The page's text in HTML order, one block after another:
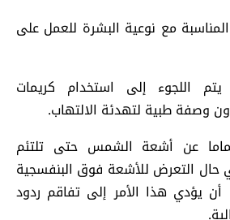
مع نوعية البشرة للعمل على
اللجوء إلى استخدام كريمات
عن أشعة الشمس حتى تلتئم
حال التعرض للأشعة فوق البنفسجية
أن يؤدي هذا الأمر إلى تفاقم ردود